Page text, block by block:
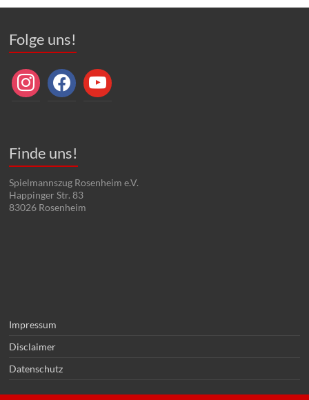
Folge uns!
instagramfacebookyoutube
Finde uns!
Spielmannszug Rosenheim e.V.
Happinger Str. 83
83026 Rosenheim
Impressum
Disclaimer
Datenschutz